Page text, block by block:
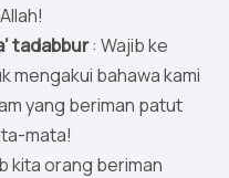
tadabbur: Wajib ke
mengakui bahawa kami
yang beriman patut
mata!
kita orang beriman